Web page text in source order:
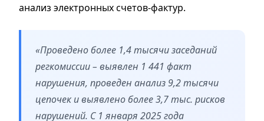
анализ электронных счетов-фактур.
«Проведено более 1,4 тысячи заседаний
регкомиссии – выявлен 1 441 факт
нарушения, проведен анализ 9,2 тысячи
цепочек и выявлено более 3,7 тыс. рисков
нарушений. С 1 января 2025 года